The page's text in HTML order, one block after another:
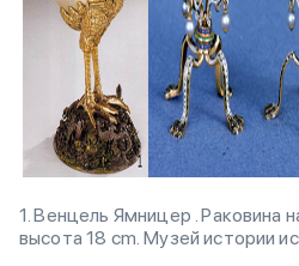
1. Венцель Ямницер . Раковина
высота 18 cm. Музей истории